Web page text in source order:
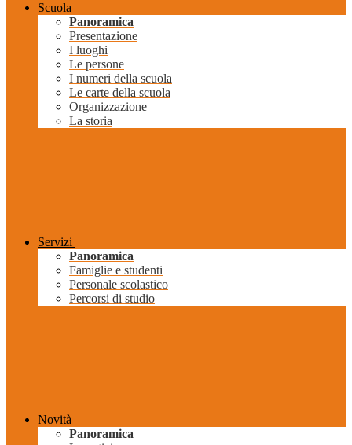
Scuola
Panoramica
Presentazione
I luoghi
Le persone
I numeri della scuola
Le carte della scuola
Organizzazione
La storia
Servizi
Panoramica
Famiglie e studenti
Personale scolastico
Percorsi di studio
Novità
Panoramica